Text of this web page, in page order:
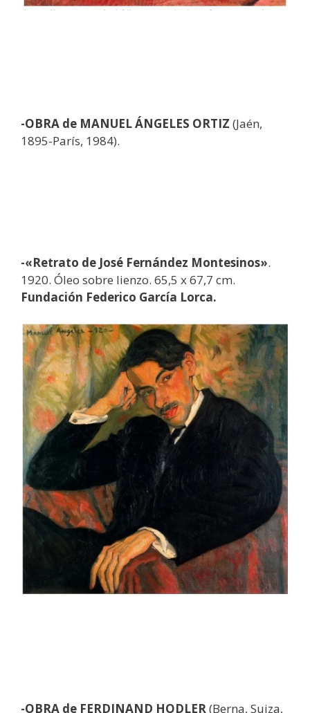
-OBRA de MANUEL ÁNGELES ORTIZ (Jaén,
1895-París, 1984).
-«Retrato de José Fernández Montesinos».
1920. Óleo sobre lienzo. 65,5 x 67,7 cm.
Fundación Federico García Lorca.
-OBRA de FERDINAND HODLER(Berna, Suiza,